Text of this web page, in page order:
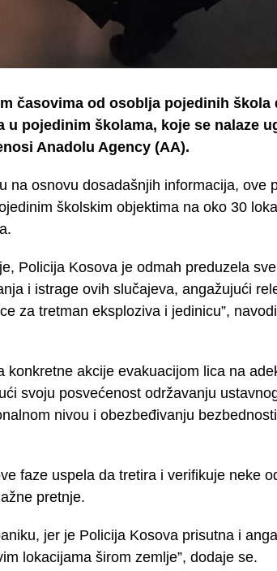
časovima od osoblja pojedinih škola
pojedinim školama, koje se nalaze
Anadolu Agency (AA).
na osnovu dosadašnjih informacija, ove
školskim objektima na oko 30
Policija Kosova je odmah preduzela
i istrage ovih slučajeva, angažujući
za tretman eksploziva i jedinicu”,
konkretne akcije evakuacijom lica na
svoju posvećenost održavanju
nivou i obezbeđivanju
faze uspela da tretira i verifikuje neke
pretnje.
jer je Policija Kosova prisutna i
lokacijama širom zemlje”, dodaje se.